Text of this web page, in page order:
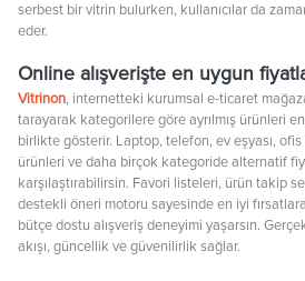
serbest bir vitrin bulurken, kullanıcılar da
eder.
Online alışverişte en uygun
Vitrinon, internetteki kurumsal e-ticaret
tarayarak kategorilere göre ayrılmış ürünleri
birlikte gösterir. Laptop, telefon, ev eşyası,
ürünleri ve daha birçok kategoride alternatif
karşılaştırabilirsin. Favori listeleri, ürün takip
destekli öneri motoru sayesinde en iyi
bütçe dostu alışveriş deneyimi yaşarsın.
akışı, güncellik ve güvenilirlik sağlar.